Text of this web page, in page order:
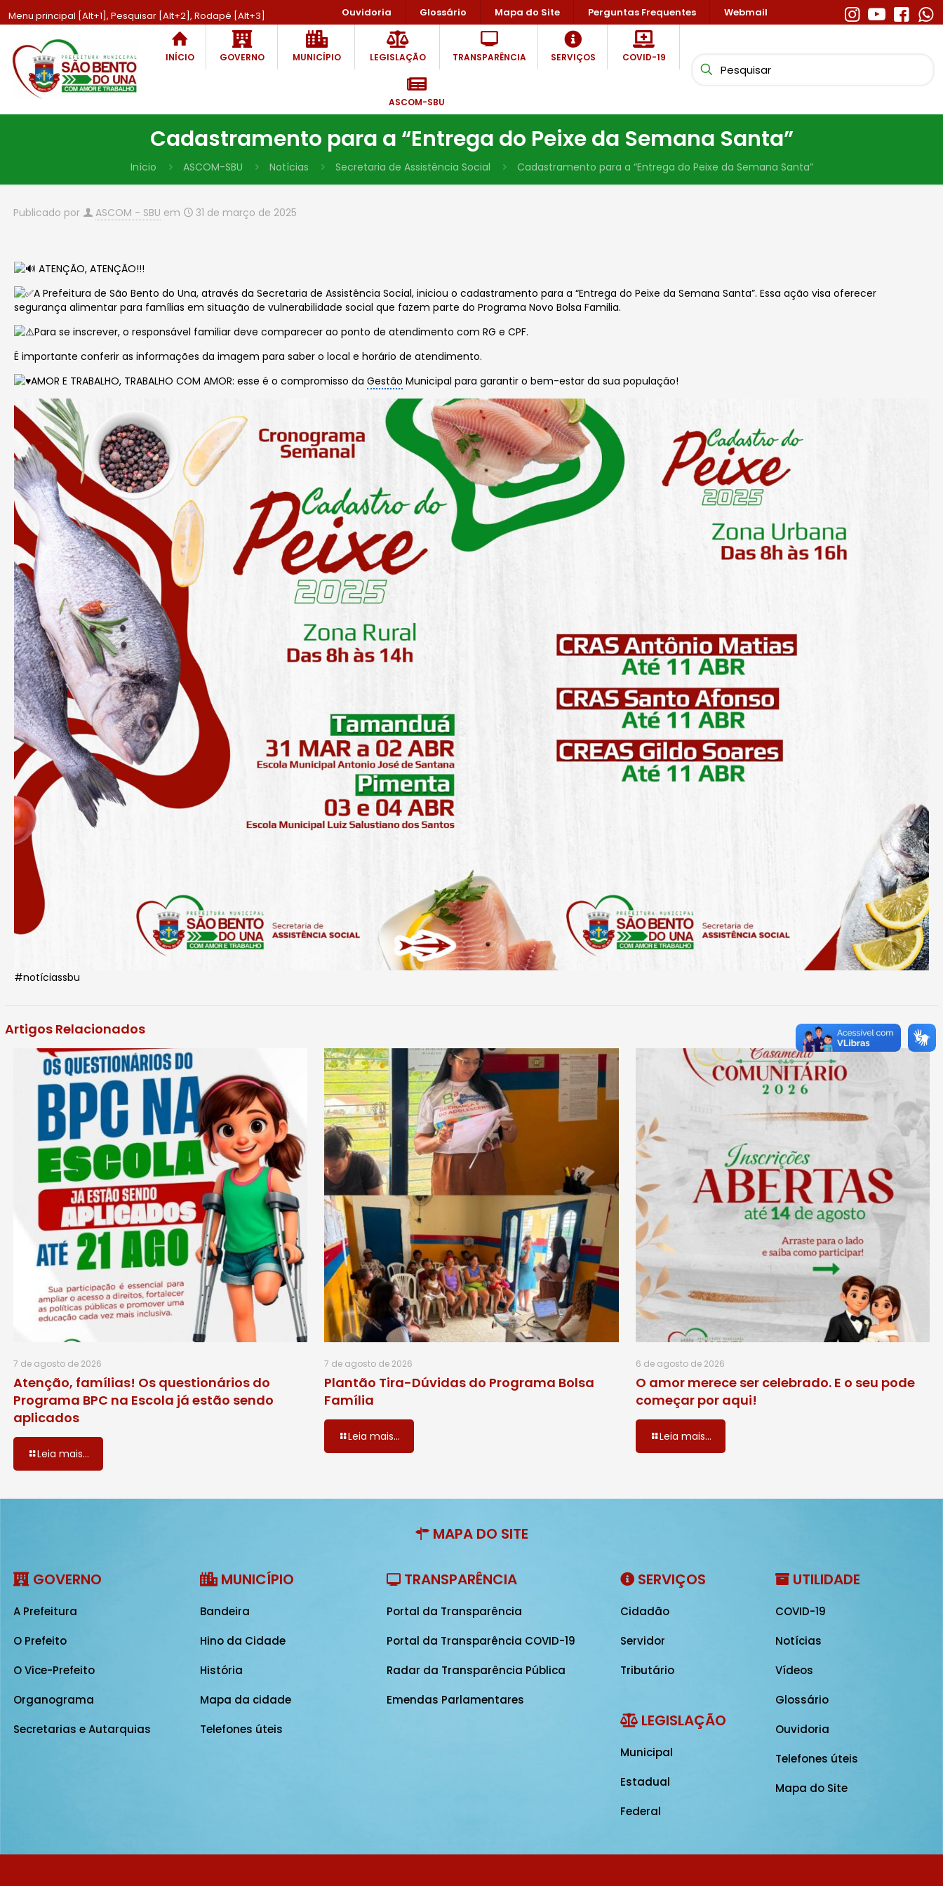
Menu principal [Alt+1], Pesquisar [Alt+2], Rodapé [Alt+3] Ouvidoria Glossário Mapa do Site Perguntas Frequentes Webmail
INÍCIO GOVERNO MUNICÍPIO LEGISLAÇÃO TRANSPARÊNCIA SERVIÇOS COVID-19
ASCOM-SBU
Cadastramento para a “Entrega do Peixe da Semana Santa”
Início ASCOM-SBU Notícias Secretaria de Assistência Social Cadastramento para a “Entrega do Peixe da Semana Santa”
Publicado por ASCOM - SBU em 31 de março de 2025
ATENÇÃO, ATENÇÃO!!!
A Prefeitura de São Bento do Una, através da Secretaria de Assistência Social, iniciou o cadastramento para a “Entrega do Peixe da Semana Santa”. Essa ação visa oferecer
segurança alimentar para famílias em situação de vulnerabilidade social que fazem parte do Programa Novo Bolsa Familia.
Para se inscrever, o responsável familiar deve comparecer ao ponto de atendimento com RG e CPF.
É importante conferir as informações da imagem para saber o local e horário de atendimento.
AMOR E TRABALHO, TRABALHO COM AMOR: esse é o compromisso daGestão Municipal para garantir o bem-estar da sua população!
#notíciassbu
Artigos Relacionados
7 de agosto de 2026
Atenção, famílias! Os questionários do
Programa BPC na Escola já estão sendo
aplicados
Leia mais...
7 de agosto de 2026
Plantão Tira-Dúvidas do Programa Bolsa
Família
Leia mais...
6 de agosto de 2026
O amor merece ser celebrado. E o seu pode
começar por aqui!
Leia mais...
MAPA DO SITE
GOVERNO
A Prefeitura
O Prefeito
O Vice-Prefeito
Organograma
Secretarias e Autarquias
MUNICÍPIO
Bandeira
Hino da Cidade
História
Mapa da cidade
Telefones úteis
TRANSPARÊNCIA
Portal da Transparência
Portal da Transparência COVID-19
Radar da Transparência Pública
Emendas Parlamentares
SERVIÇOS
Cidadão
Servidor
Tributário
LEGISLAÇÃO
Municipal
Estadual
Federal
UTILIDADE
COVID-19
Notícias
Vídeos
Glossário
Ouvidoria
Telefones úteis
Mapa do Site